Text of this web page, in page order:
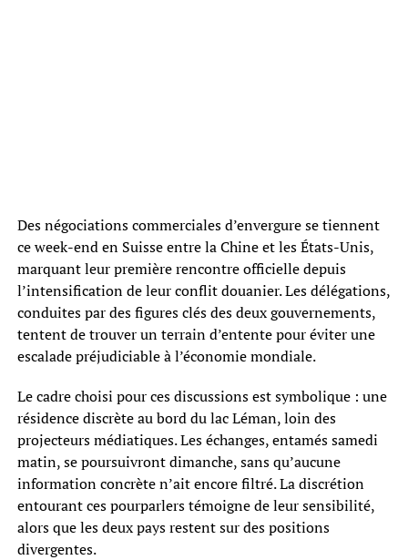
Des négociations commerciales d’envergure se tiennent
ce week-end en Suisse entre la Chine et les États-Unis,
marquant leur première rencontre officielle depuis
l’intensification de leur conflit douanier. Les délégations,
conduites par des figures clés des deux gouvernements,
tentent de trouver un terrain d’entente pour éviter une
escalade préjudiciable à l’économie mondiale.
Le cadre choisi pour ces discussions est symbolique : une
résidence discrète au bord du lac Léman, loin des
projecteurs médiatiques. Les échanges, entamés samedi
matin, se poursuivront dimanche, sans qu’aucune
information concrète n’ait encore filtré. La discrétion
entourant ces pourparlers témoigne de leur sensibilité,
alors que les deux pays restent sur des positions
divergentes.